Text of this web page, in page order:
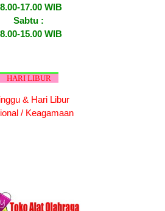
17.00 WIB
Sabtu :
15.00 WIB
HARI LIBUR
& Hari Libur
/ Keagamaan